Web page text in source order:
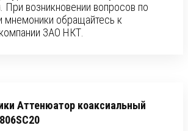
При возникновении вопросов по
мнемоники обращайтесь к
ЗАО НКТ.
Аттенюатор коаксиальный